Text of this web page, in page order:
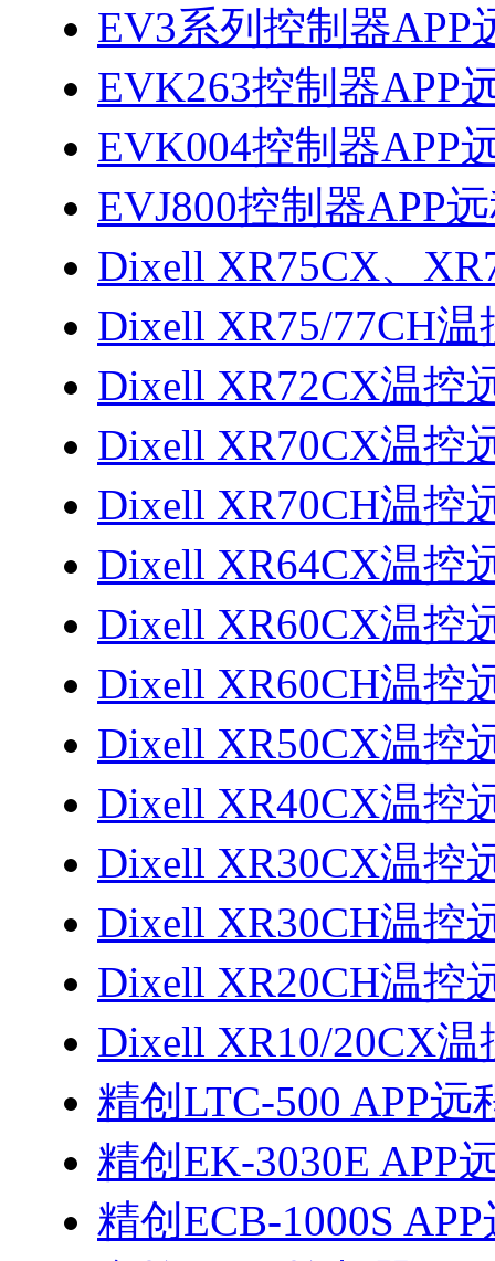
EV3系列控制器APP
EVK263控制器APP
EVK004控制器APP
EVJ800控制器APP
Dixell XR75CX、
Dixell XR75/77CH
Dixell XR72CX温控
Dixell XR70CX温控
Dixell XR70CH温控
Dixell XR64CX温控
Dixell XR60CX温控
Dixell XR60CH温控
Dixell XR50CX温控
Dixell XR40CX温控
Dixell XR30CX温控
Dixell XR30CH温控
Dixell XR20CH温控
Dixell XR10/20CX
精创LTC-500 APP远
精创EK-3030E APP
精创ECB-1000S